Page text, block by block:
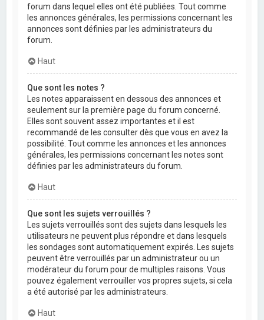
forum dans lequel elles ont été publiées. Tout comme
les annonces générales, les permissions concernant les
annonces sont définies par les administrateurs du
forum.
Haut
Que sont les notes ?
Les notes apparaissent en dessous des annonces et
seulement sur la première page du forum concerné.
Elles sont souvent assez importantes et il est
recommandé de les consulter dès que vous en avez la
possibilité. Tout comme les annonces et les annonces
générales, les permissions concernant les notes sont
définies par les administrateurs du forum.
Haut
Que sont les sujets verrouillés ?
Les sujets verrouillés sont des sujets dans lesquels les
utilisateurs ne peuvent plus répondre et dans lesquels
les sondages sont automatiquement expirés. Les sujets
peuvent être verrouillés par un administrateur ou un
modérateur du forum pour de multiples raisons. Vous
pouvez également verrouiller vos propres sujets, si cela
a été autorisé par les administrateurs.
Haut